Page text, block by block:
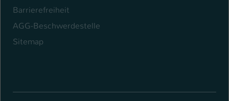
Barrierefreiheit
AGG-Beschwerdestelle
Sitemap